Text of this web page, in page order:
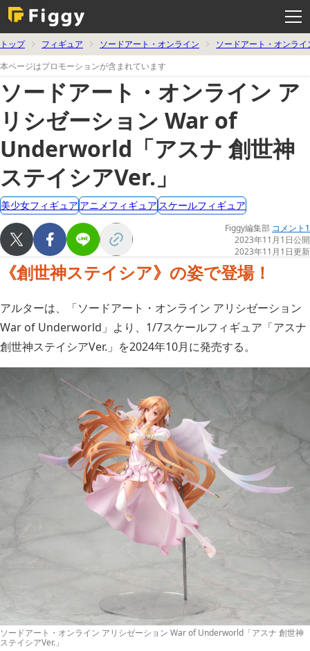
ー
を
開
く
トップ フィギュア ソードアート・オンライン
ソードアート・オンライ
本ページはプロモーションが含まれています
ソードアート・オンライン ア
リシゼーション War of
Underworld「アスナ 創世神
ステイシアVer.」
美少女フィギュア アニメフィギュア スケールフィギュア
Figgy編集部 コメント1
2023年11月1日公開
2023年11月1日更新
《創世神ステイシア》の姿で登場！
アルターは、「ソードアート・オンライン アリシゼーション
War of Underworld」より、1/7スケールフィギュア「アスナ
創世神ステイシアVer.」を2024年10月に発売する。
ソードアート・オンライン アリシゼーション War of Underworld「アスナ 創世神
ステイシアVer.」